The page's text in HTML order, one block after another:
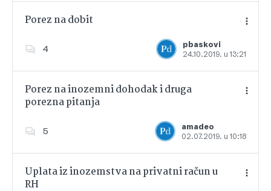
Porez na dobit
4
pbaskovi
24.10.2019. u 13:21
Dodajte u favorite
Porez na inozemni dohodak i druga
porezna pitanja
5
amadeo
02.07.2019. u 10:18
Dodajte u favorite
Uplata iz inozemstva na privatni račun u
RH